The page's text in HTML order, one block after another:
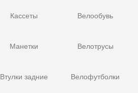
Кассеты
Манетки
Втулки задние
Велообувь
Велотрусы
Велофутболки